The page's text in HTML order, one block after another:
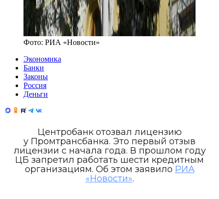
Фото: РИА «Новости»
Экономика
Банки
Законы
Россия
Деньги
Центробанк отозвал лицензию
у Промтрансбанка. Это первый отзыв
лицензии с начала года. В прошлом году
ЦБ запретил работать шести кредитным
организациям. Об этом заявило РИА
«Новости».